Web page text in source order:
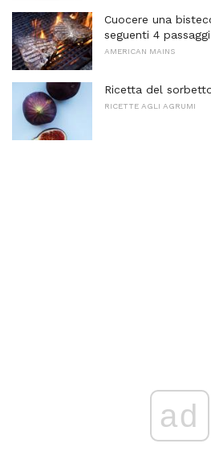
Cuocere una
seguenti 4 passaggi
AMERICAN MAINS
Ricetta del
RICETTE AGLI AGRUMI
ad